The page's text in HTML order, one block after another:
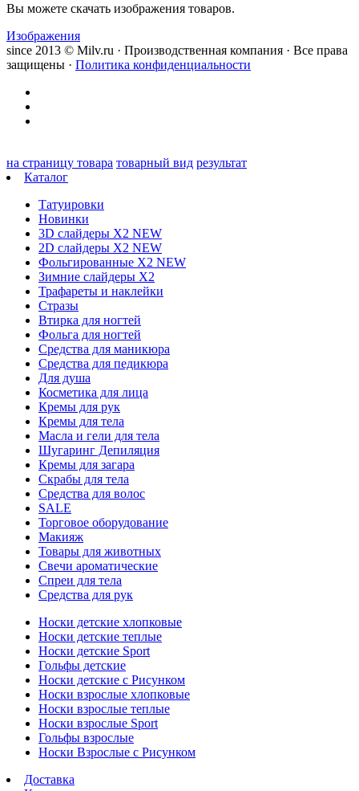
Вы можете скачать изображения товаров.
Изображения
since 2013 © Milv.ru · Производственная компания · Все права
защищены · Политика конфиденциальности
на страницу товара товарный вид результат
Каталог
Татуировки
Новинки
3D слайдеры X2 NEW
2D слайдеры X2 NEW
Фольгированные X2 NEW
Зимние слайдеры Х2
Трафареты и наклейки
Стразы
Втирка для ногтей
Фольга для ногтей
Средства для маникюра
Средства для педикюра
Для душа
Косметика для лица
Кремы для рук
Кремы для тела
Масла и гели для тела
Шугаринг Депиляция
Кремы для загара
Скрабы для тела
Средства для волос
SALE
Торговое оборудование
Макияж
Товары для животных
Свечи ароматические
Спреи для тела
Средства для рук
Носки детские хлопковые
Носки детские теплые
Носки детские Sport
Гольфы детские
Носки детские с Рисунком
Носки взрослые хлопковые
Носки взрослые теплые
Носки взрослые Sport
Гольфы взрослые
Носки Взрослые с Рисунком
Доставка